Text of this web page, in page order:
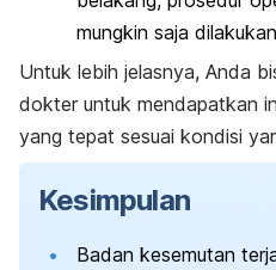
mungkin saja
Untuk lebih jelasnya, Anda
dokter untuk mendapatkan
yang tepat sesuai kondisi
Kesimpulan
Badan kesemutan